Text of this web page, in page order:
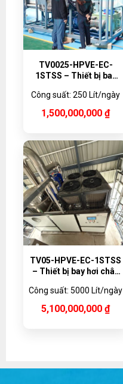
TV0025-HPVE-EC-
1STSS – Thiết bị bay
nhiệt 250 lít/ngày
Công suất: 250 Lít/ngày
1,500,000,000₫
TV05-HPVE-EC-1STSS
– Thiết bị bay hơi chân
lít/ngày
Công suất: 5000 Lít/ngày
5,100,000,000₫